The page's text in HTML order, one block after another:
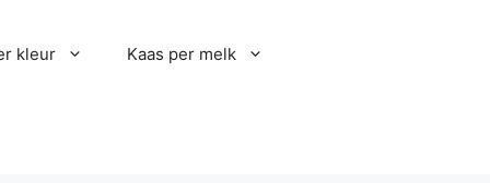
kleur Kaas per melk